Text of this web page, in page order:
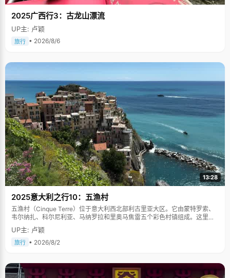
2025广西行3：古龙山漂流
UP主: 卢颖
旅行 • 2026/8/6
13:28
2025意大利之行10：五渔村
五渔村（Cinque Terre）位于意大利西北部利古里亚大区。它由蒙特罗索、
韦尔纳扎、科尔尼利亚、马纳罗拉和里奥马焦雷五个彩色村镇组成。这里依
山傍海，房屋色彩斑斓，1997年被列为世界文化遗产。
UP主: 卢颖
旅行 • 2026/8/2